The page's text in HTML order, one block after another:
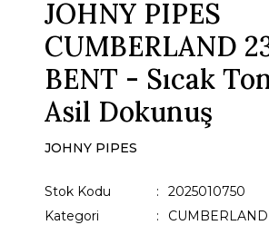
JOHNY PIPES
CUMBERLAND
BENT - Sıcak
Asil Dokunuş
JOHNY PIPES
Stok Kodu
2025010750
Kategori
CUMBERLAND